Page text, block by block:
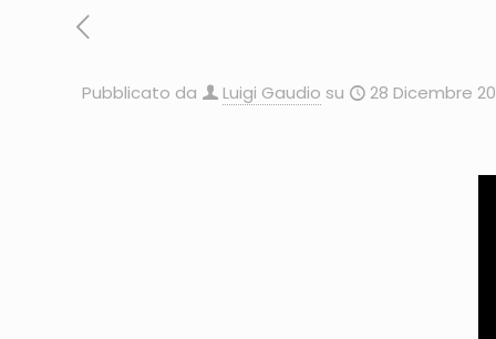
Pubblicato da Luigi Gaudio su 28 Dicembre